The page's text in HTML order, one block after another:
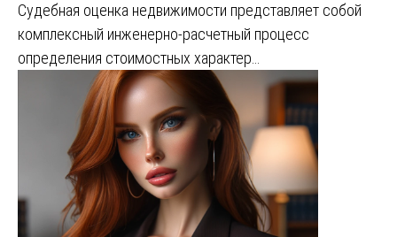
Судебная оценка недвижимости представляет собой
комплексный инженерно-расчетный процесс
определения стоимостных характер…